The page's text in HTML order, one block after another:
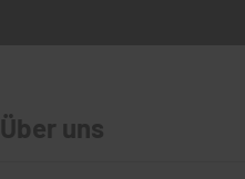
Über uns